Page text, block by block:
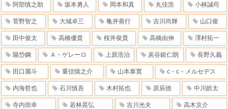
阿部慎之助 坂本勇人 岡本和真 丸佳浩 小林誠司
菅野智之 大城卓三 亀井善行 吉川尚輝 山口俊
田中俊太 高橋優貴 桜井俊貴 高橋由伸 澤村拓一
陽岱鋼 Ａ・ゲレーロ 上原浩治 炭谷銀仁朗 長野久義
田口麗斗 重信慎之介 山本泰寛 c・c・メルセデス
内海哲也 石川慎吾 木村拓也 原辰徳 中川皓太
寺内崇幸 若林晃弘 吉川光夫 高木京介